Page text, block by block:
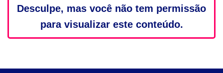
Desculpe, mas você não tem permissão
para visualizar este conteúdo.